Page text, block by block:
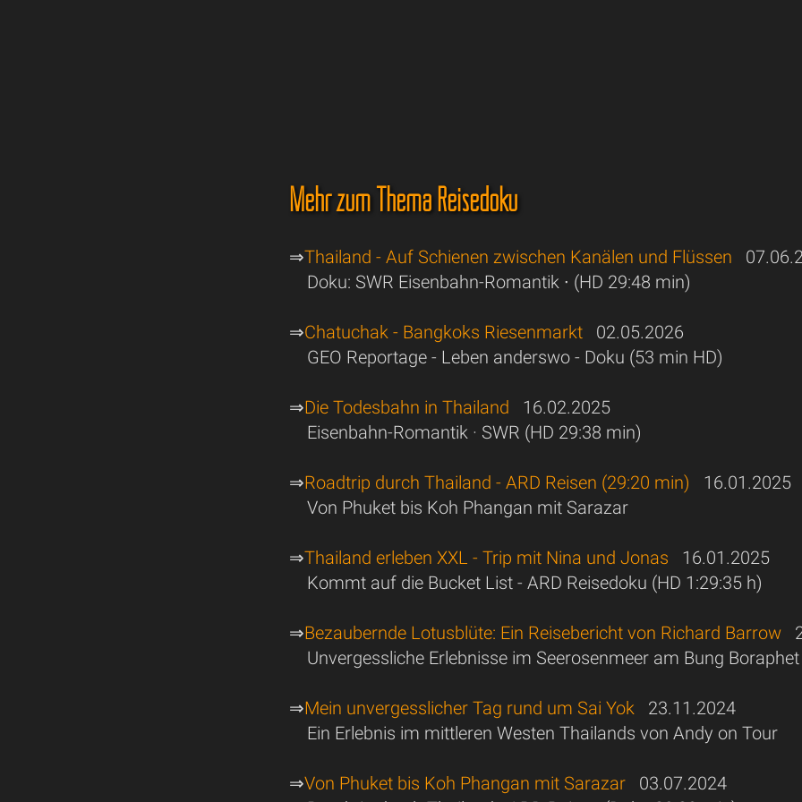
Mehr zum Thema Reisedoku
⇒Thailand - Auf Schienen zwischen Kanälen und Flüssen
Doku: SWR Eisenbahn-Romantik ∙ (HD 29:48 min)
⇒Chatuchak - Bangkoks Riesenmarkt 02.05.2026
GEO Reportage - Leben anderswo - Doku (53 min HD)
⇒Die Todesbahn in Thailand 16.02.2025
Eisenbahn-Romantik · SWR (HD 29:38 min)
⇒Roadtrip durch Thailand - ARD Reisen (29:20 min)
16.01.2025
Von Phuket bis Koh Phangan mit Sarazar
⇒Thailand erleben XXL - Trip mit Nina und Jonas 16.01.2025
Kommt auf die Bucket List - ARD Reisedoku (HD 1:29:35 h)
⇒Bezaubernde Lotusblüte: Ein Reisebericht von Richard Barrow
Unvergessliche Erlebnisse im Seerosenmeer am Bung Boraphet
⇒Mein unvergesslicher Tag rund um Sai Yok 23.11.2024
Ein Erlebnis im mittleren Westen Thailands von Andy on Tour
⇒Von Phuket bis Koh Phangan mit Sarazar 03.07.2024